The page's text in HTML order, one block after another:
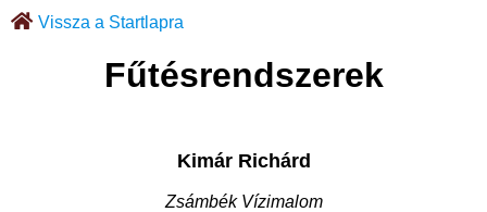
Vissza a Startlapra
Fűtésrendszerek
Kimár Richárd
Zsámbék Vízimalom